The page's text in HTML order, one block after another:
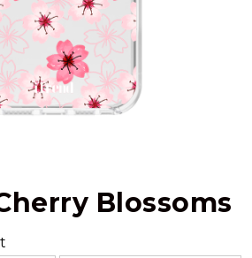
Blossoms